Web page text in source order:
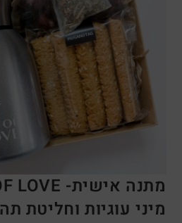
מיני עוגיות וחליטת תה